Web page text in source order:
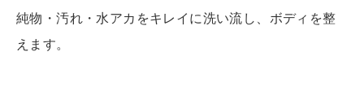
純物・汚れ・水アカをキレイに洗い流し、ボディを整
えます。